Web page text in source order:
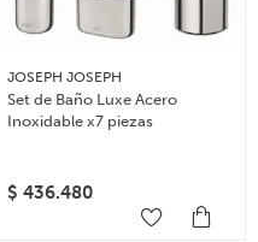
JOSEPH JOSEPH
Set de Baño Luxe Acero
Inoxidable x7 piezas
$ 436.480